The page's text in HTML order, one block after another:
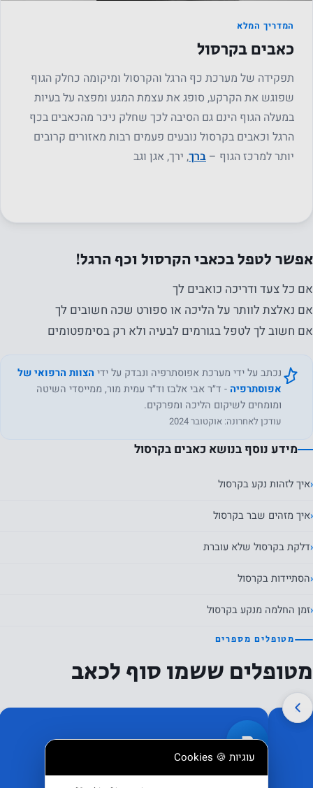
המדריך המלא
כאבים בקרסול
תפקידה של מערכת כף הרגל והקרסול ומיקומה כחלק הגוף
שפוגש את הקרקע, סופג את עצמת המגע ומפצה על בעיות
במעלה הגוף הינם גם הסיבה לכך שחלק ניכר מהכאבים בכף
הרגל וכאבים בקרסול נובעים פעמים רבות מאזורים קרובים
יותר למרכז הגוף – ברך, ירך, אגן וגב
אפשר לטפל בכאבי הקרסול וכף הרגל!
אם כל צעד ודריכה כואבים לך
אם נאלצת לוותר על הליכה או ספורט שכה חשובים לך
אם חשוב לך לטפל בגורמים לבעיה ולא רק בסימפטומים
נכתב על ידי מערכת אפוסתרפיה ונבדק על ידי הצוות הרפואי של
אפוסתרפיה - ד״ר אבי אלבז וד״ר עמית מור, ממייסדי השיטה
ומומחים לשיקום הליכה ומפרקים.
עודכן לאחרונה: אוקטובר 2024
מידע נוסף בנושא כאבים בקרסול
איך לזהות נקע בקרסול
איך מזהים שבר בקרסול
דלקת בקרסול שלא עוברת
הסתיידות בקרסול
זמן החלמה מנקע בקרסול
מטופלים מספרים
מטופלים ששמו סוף לכאב
ס
כאבי ברכיים
עוגיות 🍪 Cookies